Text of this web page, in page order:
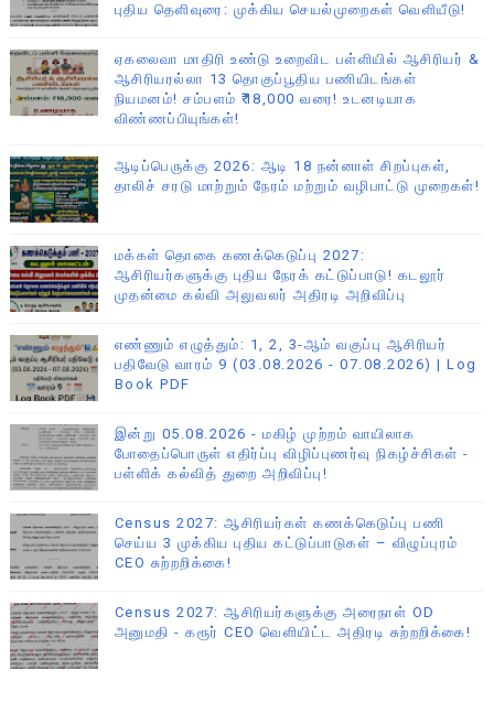
புதிய தெளிவுரை: முக்கிய செயல்முறைகள் வெளியீடு!
ஏகலைவா மாதிரி உண்டு உறைவிட பள்ளியில் ஆசிரியர் &
ஆசிரியரல்லா 13 தொகுப்பூதிய பணியிடங்கள்
நியமனம்! சம்பளம் ₹18,000 வரை! உடனடியாக
விண்ணப்பியுங்கள்!
ஆடிப்பெருக்கு 2026: ஆடி 18 நன்னாள் சிறப்புகள்,
தாலிச் சரடு மாற்றும் நேரம் மற்றும் வழிபாட்டு முறைகள்!
மக்கள் தொகை கணக்கெடுப்பு 2027:
ஆசிரியர்களுக்கு புதிய நேரக் கட்டுப்பாடு! கடலூர்
முதன்மை கல்வி அலுவலர் அதிரடி அறிவிப்பு
எண்ணும் எழுத்தும்: 1, 2, 3-ஆம் வகுப்பு ஆசிரியர்
பதிவேடு வாரம் 9 (03.08.2026 - 07.08.2026) | Log
Book PDF
இன்று 05.08.2026 - மகிழ் முற்றம் வாயிலாக
போதைப்பொருள் எதிர்ப்பு விழிப்புணர்வு நிகழ்ச்சிகள் -
பள்ளிக் கல்வித் துறை அறிவிப்பு!
Census 2027: ஆசிரியர்கள் கணக்கெடுப்பு பணி
செய்ய 3 முக்கிய புதிய கட்டுப்பாடுகள் – விழுப்புரம்
CEO சுற்றறிக்கை!
Census 2027: ஆசிரியர்களுக்கு அரைநாள் OD
அனுமதி - கரூர் CEO வெளியிட்ட அதிரடி சுற்றறிக்கை!